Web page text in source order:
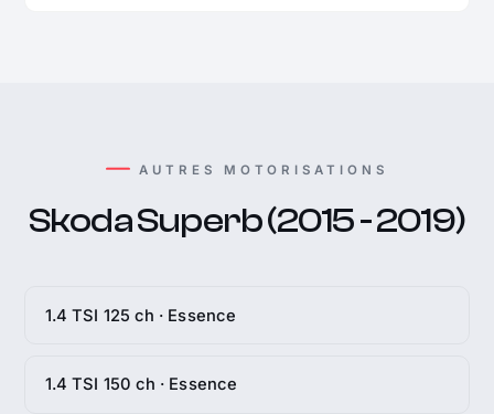
AUTRES MOTORISATIONS
Skoda Superb (2015 - 2019)
1.4 TSI 125 ch · Essence
1.4 TSI 150 ch · Essence